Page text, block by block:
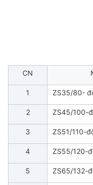
CN
1 ZS35/80-
2 ZS45/100-
3 ZS51/110-
4 ZS55/120-
5 ZS65/132-